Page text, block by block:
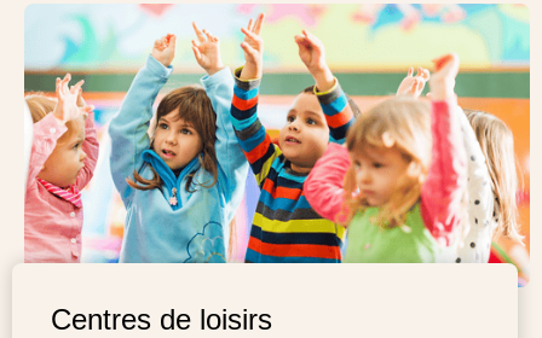
Centres de loisirs